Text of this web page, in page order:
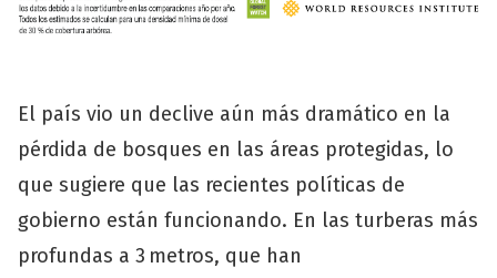
El país vio un declive aún más dramático en la
pérdida de bosques en las áreas protegidas, lo
que sugiere que las recientes políticas de
gobierno están funcionando. En las turberas más
profundas a 3 metros, que han